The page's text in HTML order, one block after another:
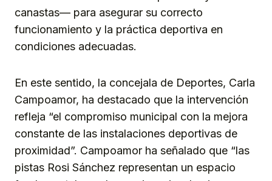
canastas— para asegurar su correcto
funcionamiento y la práctica deportiva en
condiciones adecuadas.
En este sentido, la concejala de Deportes, Carla
Campoamor, ha destacado que la intervención
refleja “el compromiso municipal con la mejora
constante de las instalaciones deportivas de
proximidad”. Campoamor ha señalado que “las
pistas Rosi Sánchez representan un espacio